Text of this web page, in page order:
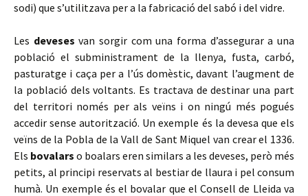
sodi) que s’utilitzava per a la fabricació del sabó i del vidre.
Les deveses van sorgir com una forma d’assegurar a una
població el subministrament de la llenya, fusta, carbó,
pasturatge i caça per a l’ús domèstic, davant l’augment de
la població dels voltants. Es tractava de destinar una part
del territori només per als veïns i on ningú més pogués
accedir sense autorització. Un exemple és la devesa que els
veïns de la Pobla de la Vall de Sant Miquel van crear el 1336.
Els bovalars o boalars eren similars a les deveses, però més
petits, al principi reservats al bestiar de llaura i pel consum
humà. Un exemple és el bovalar que el Consell de Lleida va